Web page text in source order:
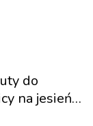
do
na jesień